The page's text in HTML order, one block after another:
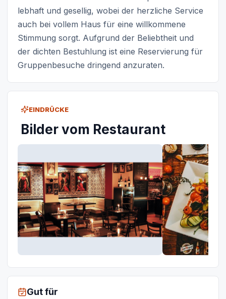
lebhaft und gesellig, wobei der herzliche Service
auch bei vollem Haus für eine willkommene
Stimmung sorgt. Aufgrund der Beliebtheit und
der dichten Bestuhlung ist eine Reservierung für
Gruppenbesuche dringend anzuraten.
EINDRÜCKE
Bilder vom Restaurant
Gut für